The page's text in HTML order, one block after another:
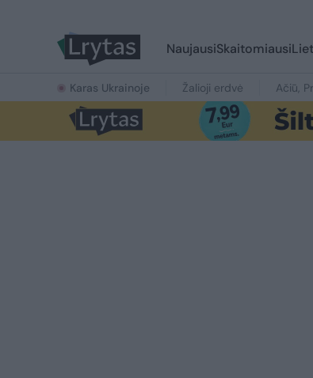
NaujausiSkaitomiausi
Karas Ukrainoje Žalioji erdvė Ačiū,